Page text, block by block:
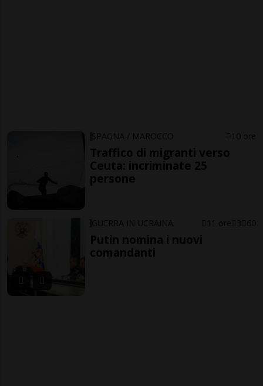
SPAGNA / MAROCCO 10 ore
Traffico di migranti verso
Ceuta: incriminate 25
persone
GUERRA IN UCRAINA 11 ore 3 60
Putin nomina i nuovi
comandanti